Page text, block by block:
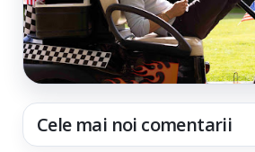
Cele mai noi comentarii